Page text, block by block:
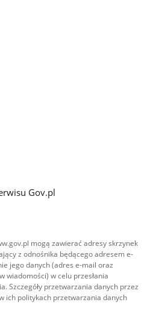
Gov.pl
mogą zawierać adresy skrzynek
z odnośnika będącego adresem e-
jego danych (adres e-mail oraz
wiadomości) w celu przesłania
Szczegóły przetwarzania danych przez
ich politykach przetwarzania danych